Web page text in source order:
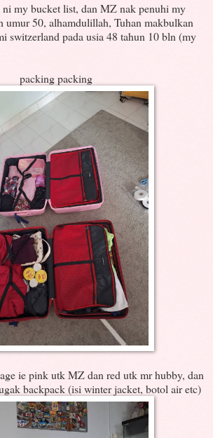
ni my bucket list, dan MZ nak penuhi my
umur 50, alhamdulillah, Tuhan makbulkan
switzerland pada usia 48 tahun 10 bln (my
packing packing
ie pink utk MZ dan red utk mr hubby, dan
backpack (isi winter jacket, botol air etc)